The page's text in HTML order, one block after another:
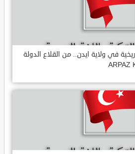
في ولاية ايدن.. من القلاع الدولة